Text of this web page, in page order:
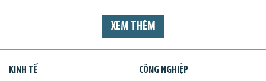
XEM THÊM
KINH TẾ CÔNG NGHIỆP